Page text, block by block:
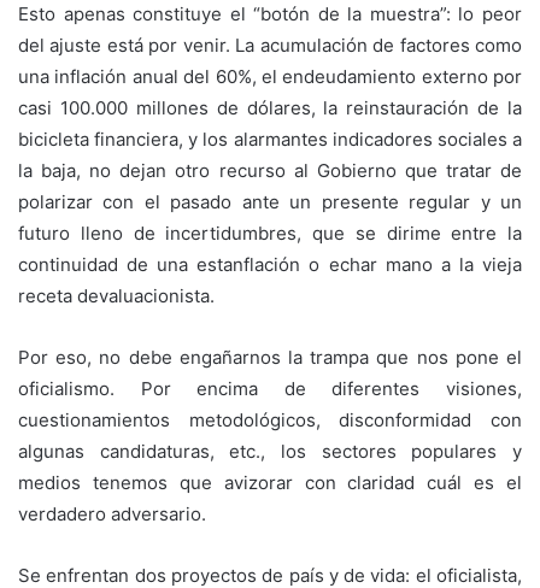
Esto apenas constituye el “botón de la muestra”: lo peor
del ajuste está por venir. La acumulación de factores como
una inflación anual del 60%, el endeudamiento externo por
casi 100.000 millones de dólares, la reinstauración de la
bicicleta financiera, y los alarmantes indicadores sociales a
la baja, no dejan otro recurso al Gobierno que tratar de
polarizar con el pasado ante un presente regular y un
futuro lleno de incertidumbres, que se dirime entre la
continuidad de una estanflación o echar mano a la vieja
receta devaluacionista.
Por eso, no debe engañarnos la trampa que nos pone el
oficialismo. Por encima de diferentes visiones,
cuestionamientos metodológicos, disconformidad con
algunas candidaturas, etc., los sectores populares y
medios tenemos que avizorar con claridad cuál es el
verdadero adversario.
Se enfrentan dos proyectos de país y de vida: el oficialista,